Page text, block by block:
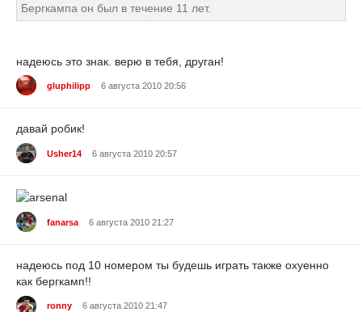
Бергкампа он был в течение 11 лет.
надеюсь это знак. верю в тебя, друган!
gluphilipp 6 августа 2010 20:56
давай робик!
Usher14 6 августа 2010 20:57
fanarsa 6 августа 2010 21:27
надеюсь под 10 номером ты будешь играть также охуенно
как бергкамп!!
ronny 6 августа 2010 21:47